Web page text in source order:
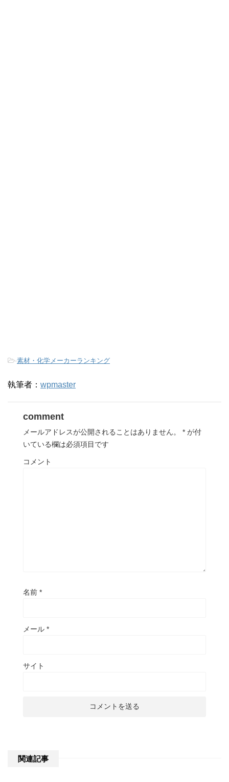
-素材・化学メーカーランキング
執筆者： wpmaster
comment
メールアドレスが公開されることはありません。 * が付
いている欄は必須項目です
コメント
名前 *
メール *
サイト
関連記事